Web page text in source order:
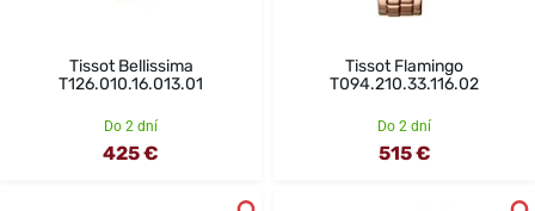
Tissot Bellissima
T126.010.16.013.01
Do 2 dní
425 €
Tissot Flamingo
T094.210.33.116.02
Do 2 dní
515 €